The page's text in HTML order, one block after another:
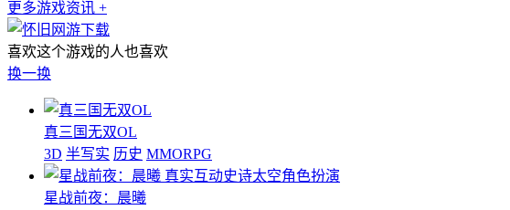
更多游戏资讯 +
喜欢这个游戏的人也喜欢
换一换
真三国无双OL
3D 半写实 历史 MMORPG
真实互动史诗太空角色扮演
星战前夜：晨曦